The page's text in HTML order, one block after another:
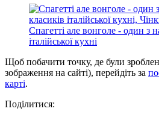
Спагетті але вонголе - один з
італійської кухні
Щоб побачити точку, де були
зображення на сайті), перейдіть за
карті.
Поділитися: